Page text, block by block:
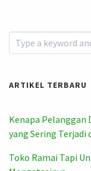
ARTIKEL TERBARU
Kenapa Pelanggan
yang Sering Terjadi
Toko Ramai Tapi